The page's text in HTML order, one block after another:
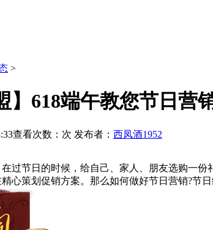
>
】618端午教您节日营
查看次数： 次 发布者： 西凤酒1952
在过节日的时候，给自己、家人、朋友选购一
心策划促销方案。那么如何做好节日营销?节